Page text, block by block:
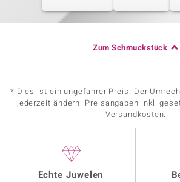
Zum Schmuckstück
* Dies ist ein ungefährer Preis. Der
jederzeit ändern. Preisangaben inkl.
Versandkosten.
Echte Juwelen